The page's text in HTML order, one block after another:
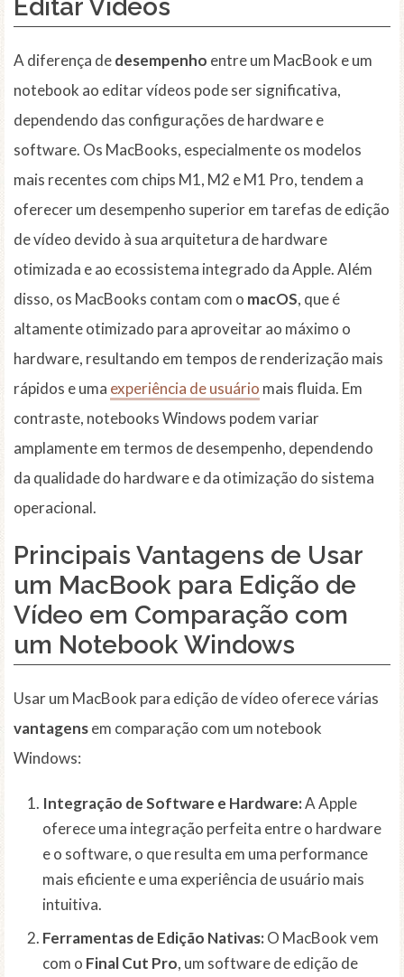
Editar Vídeos
A diferença dedesempenho entre um MacBook e um
notebook ao editar vídeos pode ser significativa,
dependendo das configurações de hardware e
software. Os MacBooks, especialmente os modelos
mais recentes com chips M1, M2 e M1 Pro, tendem a
oferecer um desempenho superior em tarefas de edição
de vídeo devido à sua arquitetura de hardware
otimizada e ao ecossistema integrado da Apple. Além
disso, os MacBooks contam com o macOS, que é
altamente otimizado para aproveitar ao máximo o
hardware, resultando em tempos de renderização mais
rápidos e uma experiência de usuário mais fluida. Em
contraste, notebooks Windows podem variar
amplamente em termos de desempenho, dependendo
da qualidade do hardware e da otimização do sistema
operacional.
Principais Vantagens de Usar
um MacBook para Edição de
Vídeo em Comparação com
um Notebook Windows
Usar um MacBook para edição de vídeo oferece várias
vantagensem comparação com um notebook
Windows:
Integração de Software e Hardware:A Apple
oferece uma integração perfeita entre o hardware
e o software, o que resulta em uma performance
mais eficiente e uma experiência de usuário mais
intuitiva.
Ferramentas de Edição Nativas:O MacBook vem
com o Final Cut Pro, um software de edição de